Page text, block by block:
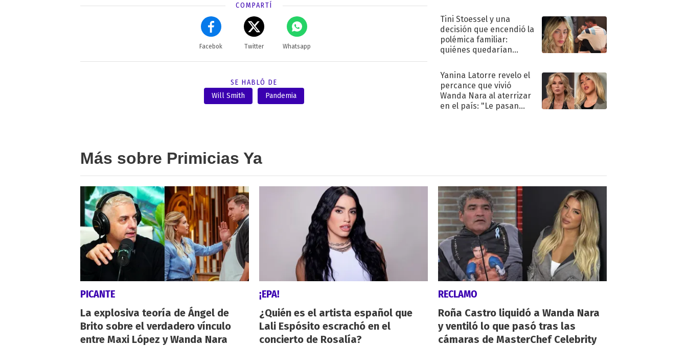
COMPARTÍ
Facebok Twitter Whatsapp
SE HABLÓ DE
Will Smith
Pandemia
Tini Stoessel y una
decisión que encendió la
polémica familiar:
quiénes quedarían
Yanina Latorre revelo el
percance que vivió
Wanda Nara al aterrizar
en el país: "Le pasan
Más sobre Primicias Ya
PICANTE
La explosiva teoría de Ángel de
Brito sobre el verdadero vínculo
entre Maxi López y Wanda Nara
¡EPA!
¿Quién es el artista español que
Lali Espósito escrachó en el
concierto de Rosalía?
RECLAMO
Roña Castro liquidó a Wanda Nara
y ventiló lo que pasó tras las
cámaras de MasterChef Celebrity